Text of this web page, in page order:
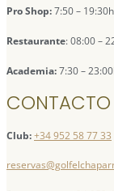
Pro Shop:7:50 –
Restaurante: 08:00 –
Academia:7:30 –
CONTACTO
Club:+34 952 58 77 33